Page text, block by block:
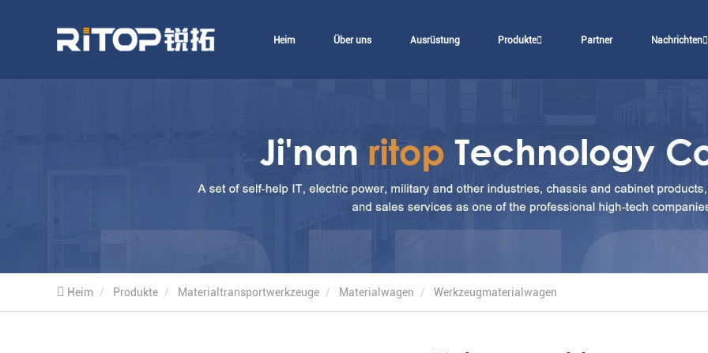
Heim Über uns Ausrüstung Produkte Partner Nachrichten
Heim Produkte Materialtransportwerkzeuge Materialwagen Werkzeugmaterialwagen